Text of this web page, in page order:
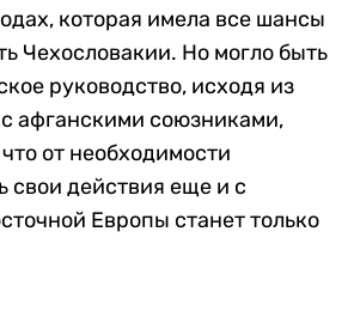
которая имела все шансы
Чехословакии. Но могло быть
руководство, исходя из
афганскими союзниками,
от необходимости
свои действия еще и с
Европы станет только